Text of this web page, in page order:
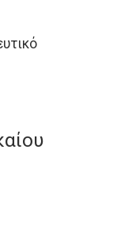
9 Ιουλίου, 2026